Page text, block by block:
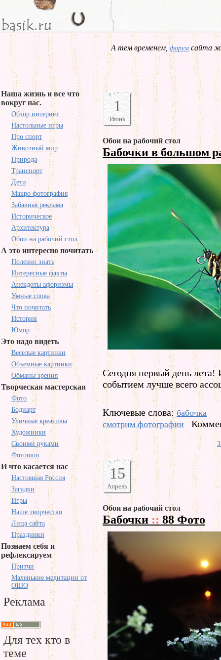
А тем временем,форум сайта
Наша жизнь и все что
вокруг нас.
Обзор интернет
Настольные игры
Про спорт
Животный мир
Природа
Транспорт
Дети
Макро фотография
Забавная реклама
Историческое
Архитектура
Обои на рабочий стол
А это интересно почитать
Полезно знать
Интересные факты
Анекдоты афоризмы
Умные слова
Что почитать
Истории
Юмор
Это надо видеть
Веселые картинки
Объемные картинки
Обманы зрения
Творческая мастерская
Фото
Бодиарт
Уличные креативы
Художники
Своими руками
Фотошоп
И что касается нас
Настоящая Россия
Загадки
Игры
Наше творчество
Лица сайта
Праздники
Познаем себя и
рефлексируем
Притчи
Маленькие медитации от
ОШО
Реклама
Для тех кто в
теме
1
Июнь
Обои на рабочий стол
Бабочки в большом
Сегодня первый день
событием лучше всего
Ключевые слова:бабочка
смотрим фотографии
15
Апрель
Обои на рабочий стол
Бабочки ::88 Фото